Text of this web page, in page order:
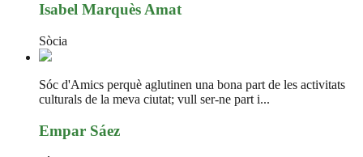
Isabel Marquès Amat
Sòcia
Sóc d'Amics perquè aglutinen una bona part de les activitats
culturals de la meva ciutat; vull ser-ne part i...
Empar Sáez